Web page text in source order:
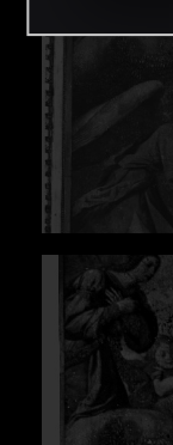
Pacheco,
Historia
Madrid,
Quesada,
andaluza
Falcón,
artístico y